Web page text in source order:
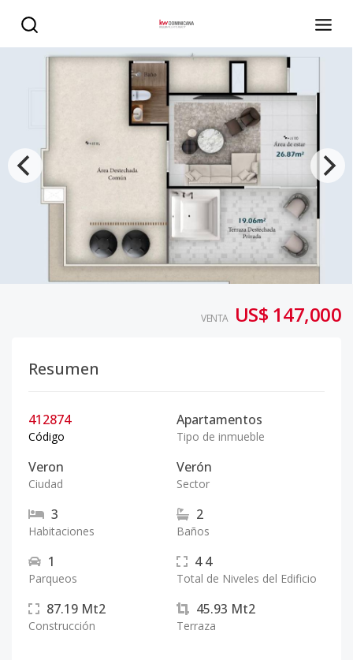
VENTA US$ 147,000
Resumen
412874
Código
Apartamentos
Tipo de inmueble
Veron
Ciudad
Verón
Sector
3
Habitaciones
2
Baños
1
Parqueos
4 4
Total de Niveles del Edificio
87.19 Mt2
Construcción
45.93 Mt2
Terraza